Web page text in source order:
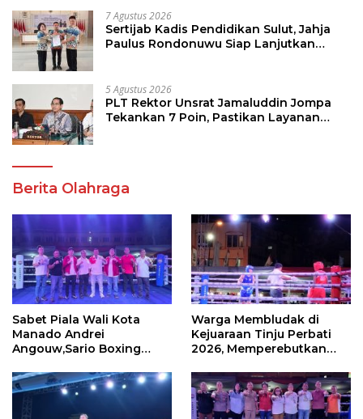
7 Agustus 2026
Sertijab Kadis Pendidikan Sulut, Jahja
Paulus Rondonuwu Siap Lanjutkan
5 Agustus 2026
PLT Rektor Unsrat Jamaluddin Jompa
Tekankan 7 Poin, Pastikan Layanan
Berita Olahraga
Sabet Piala Wali Kota
Manado Andrei
Angouw,Sario Boxing
Perbati 2026
Warga Membludak di
Kejuaraan Tinju Perbati
2026, Memperebutkan